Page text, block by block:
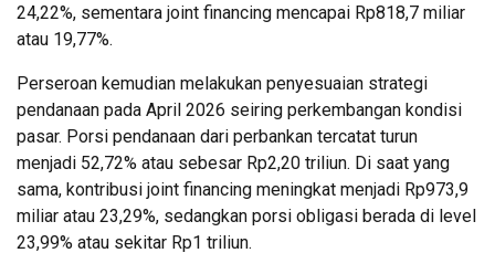
24,22%, sementara joint financing mencapai Rp818,7 miliar
atau 19,77%.
Perseroan kemudian melakukan penyesuaian strategi
pendanaan pada April 2026 seiring perkembangan kondisi
pasar. Porsi pendanaan dari perbankan tercatat turun
menjadi 52,72% atau sebesar Rp2,20 triliun. Di saat yang
sama, kontribusi joint financing meningkat menjadi Rp973,9
miliar atau 23,29%, sedangkan porsi obligasi berada di level
23,99% atau sekitar Rp1 triliun.